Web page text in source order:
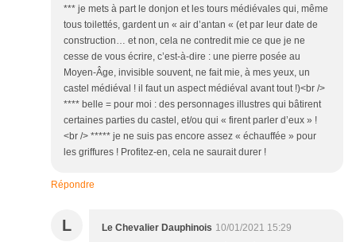
*** je mets à part le donjon et les tours médiévales qui, même
tous toilettés, gardent un « air d’antan « (et par leur date de
construction… et non, cela ne contredit mie ce que je ne
cesse de vous écrire, c’est-à-dire : une pierre posée au
Moyen-Âge, invisible souvent, ne fait mie, à mes yeux, un
castel médiéval ! il faut un aspect médiéval avant tout !)<br />
**** belle = pour moi : des personnages illustres qui bâtirent
certaines parties du castel, et/ou qui « firent parler d’eux » !
<br /> ***** je ne suis pas encore assez « échauffée » pour
les griffures ! Profitez-en, cela ne saurait durer !
Répondre
L Le Chevalier Dauphinois 10/01/2021 15:29